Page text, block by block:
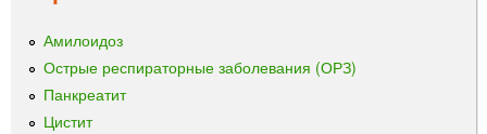
Амилоидоз
Острые респираторные заболевания (ОРЗ)
Панкреатит
Цистит